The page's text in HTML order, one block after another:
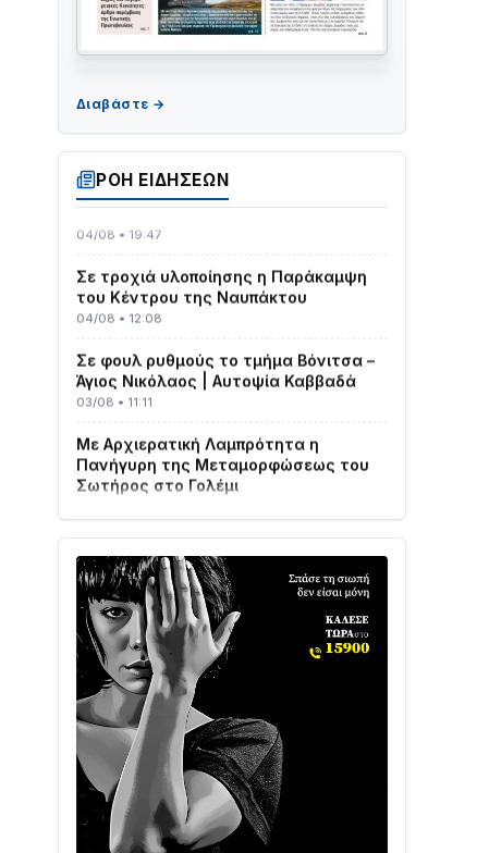
ΡΟΗ ΕΙΔΗΣΕΩΝ
ΤΟ ΠΑΡΤΥ ΣΥΝΕΧΙΖΕΤΑΙ…
Στο σκοτάδι μεγάλο μέρος στο Λυγιά
Ναυπάκτου
του Κέντρου της Ναυπάκτου
04/08 • 12:08
Άγιος Νικόλαος | Αυτοψία Καββαδά
03/08 • 11:11
Πανήγυρη της Μεταμορφώσεως του
Σωτήρος στο Γολέμι
03/08 • 07:45
οχήματα
02/08 • 18:26
Διαβάστε την «Ναυπακτία» που
κυκλοφορεί
31/07 • 08:16
Δωρίδα για Όλους: «Καμία εκχώρηση
των νερών στην ΕΥΔΑΠ»
28/07 • 21:46
Διαβάστε την «Ναυπακτία» που
κυκλοφορεί
24/07 • 11:31